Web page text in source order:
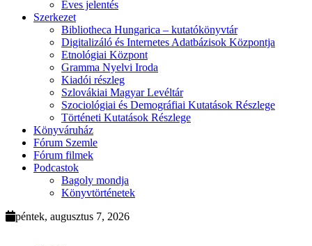
Éves jelentés
Szerkezet
Bibliotheca Hungarica – kutatókönyvtár
Digitalizáló és Internetes Adatbázisok Központja
Etnológiai Központ
Gramma Nyelvi Iroda
Kiadói részleg
Szlovákiai Magyar Levéltár
Szociológiai és Demográfiai Kutatások Részlege
Történeti Kutatások Részlege
Könyváruház
Fórum Szemle
Fórum filmek
Podcastok
Bagoly mondja
Könyvtörténetek
péntek, augusztus 7, 2026